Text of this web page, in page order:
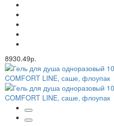
8930.49р.